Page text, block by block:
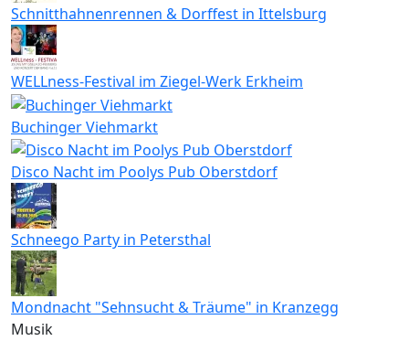
Schnitthahnenrennen & Dorffest in Ittelsburg
WELLness-Festival im Ziegel-Werk Erkheim
Buchinger Viehmarkt
Disco Nacht im Poolys Pub Oberstdorf
Schneego Party in Petersthal
Mondnacht "Sehnsucht & Träume" in Kranzegg
Musik